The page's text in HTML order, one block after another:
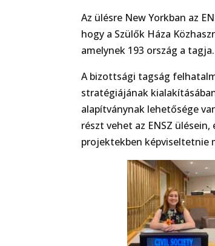
Az ülésre New Yorkban az
hogy a Szülők Háza
amelynek 193 ország a tagja.
A bizottsági tagság
stratégiájának
alapítványnak lehetősége
részt vehet az ENSZ
projektekben képviseltetnie